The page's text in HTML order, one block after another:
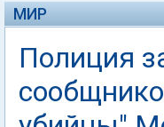
МИР
Полиция